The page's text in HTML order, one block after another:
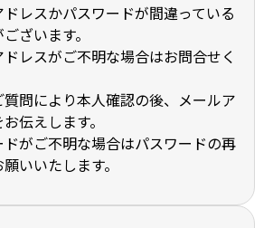
ドレスかパスワードが間違っている
ざいます。
ドレスがご不明な場合はお問合せく
問により本人確認の後、メールア
伝えします。
ドがご不明な場合はパスワードの再
いいたします。